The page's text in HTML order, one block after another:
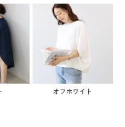
オフホワイト